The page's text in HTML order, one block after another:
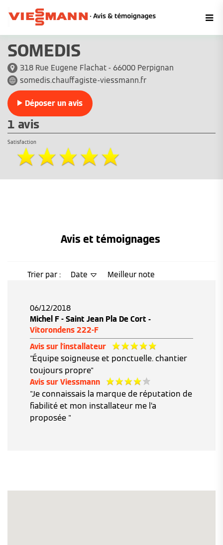
SOMEDIS
318 Rue Eugene Flachat - 66000 Perpignan
somedis.chauffagiste-viessmann.fr
Déposer un avis
1 avis
Satisfaction
Avis et témoignages
Trier par : Date Meilleur note
06/12/2018
Michel F - Saint Jean Pla De Cort -
Vitorondens 222-F
Avis sur l'installateur
"Équipe soigneuse et ponctuelle. chantier
toujours propre"
Avis sur Viessmann
"Je connaissais la marque de réputation de
fiabilité et mon installateur me l’a
proposée "